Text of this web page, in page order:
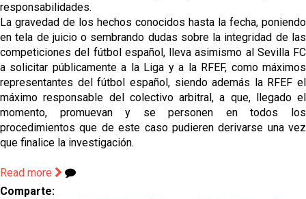
responsabilidades.
La gravedad de los hechos conocidos hasta la fecha, poniendo
en tela de juicio o sembrando dudas sobre la integridad de las
competiciones del fútbol español, lleva asimismo al Sevilla FC
a solicitar públicamente a la Liga y a la RFEF, como máximos
representantes del fútbol español, siendo además la RFEF el
máximo responsable del colectivo arbitral, a que, llegado el
momento, promuevan y se personen en todos los
procedimientos que de este caso pudieren derivarse una vez
que finalice la investigación.
Read more
Comparte: